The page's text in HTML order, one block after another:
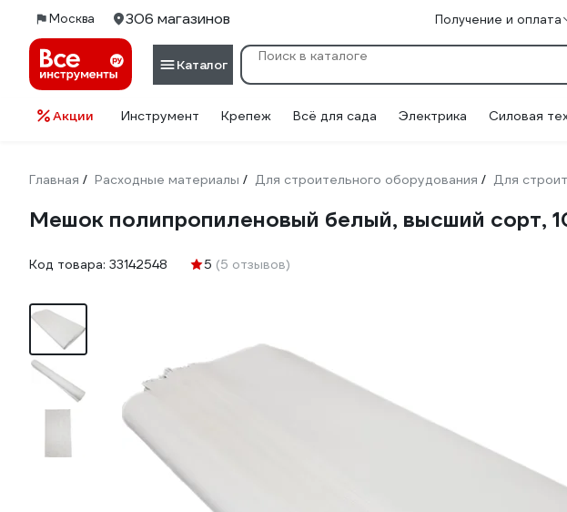
Москва 306 магазинов Получение и оплата
Каталог
Акции Инструмент Крепеж Всё для сада Электрика Силовая
Главная / Расходные материалы / Для строительного оборудования / Для
Мешок полипропиленовый белый, высший
Код товара: 33142548 5 (5 отзывов)